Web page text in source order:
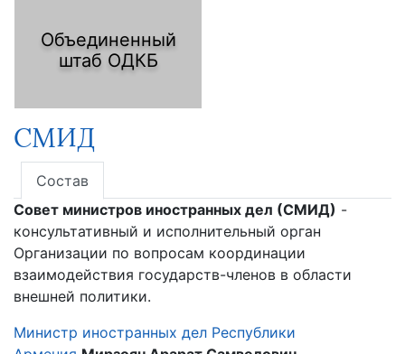
Объединенный
штаб ОДКБ
СМИД
Состав
Совет министров иностранных дел (СМИД) -
консультативный и исполнительный орган
Организации по вопросам координации
взаимодействия государств-членов в области
внешней политики.
Министр иностранных дел Республики